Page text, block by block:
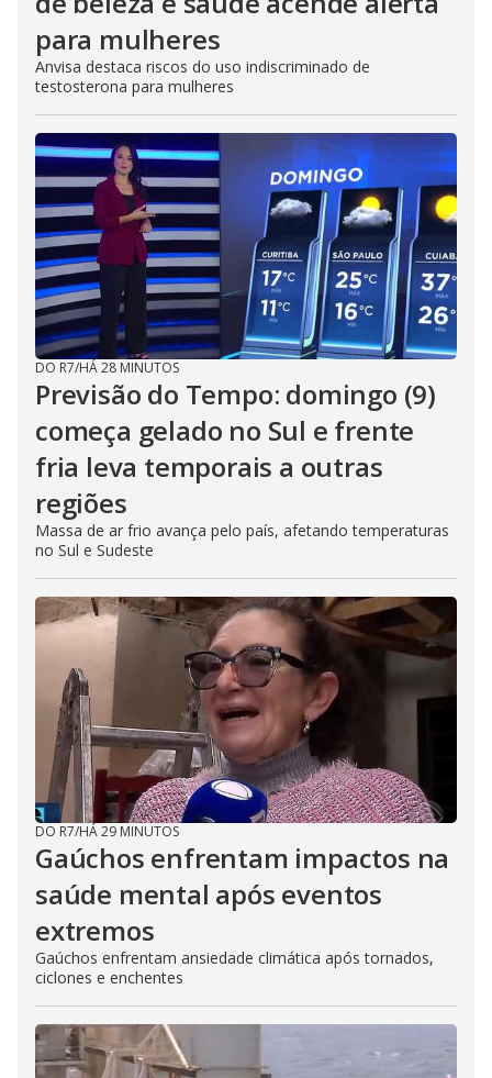
para mulheres
Anvisa destaca riscos do uso indiscriminado de
testosterona para mulheres
DO R7/HÁ 28 MINUTOS
Previsão do Tempo: domingo (9)
começa gelado no Sul e frente
fria leva temporais a outras
regiões
Massa de ar frio avança pelo país, afetando temperaturas
no Sul e Sudeste
DO R7/HÁ 29 MINUTOS
Gaúchos enfrentam impactos na
saúde mental após eventos
extremos
Gaúchos enfrentam ansiedade climática após tornados,
ciclones e enchentes